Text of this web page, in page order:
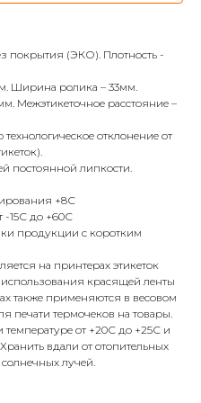
покрытия (ЭКО). Плотность -
Ширина ролика – 33мм.
Межэтикеточное расстояние –
отклонение от
постоянной липкости.
+8С
-15С до +60С
продукции с коротким
на принтерах этикеток
красящей ленты
также применяются в весовом
печати термочеков на товары.
температуре от +20С до +25С и
вдали от отопительных
лучей.